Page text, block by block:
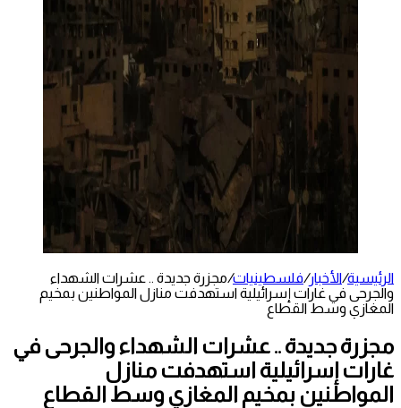
الرئيسية/الأخبار/فلسطينيات/مجزرة جديدة .. عشرات الشهداء
والجرحى في غارات إسرائيلية استهدفت منازل المواطنين بمخيم
المغازي وسط القطاع
مجزرة جديدة .. عشرات الشهداء والجرحى في
غارات إسرائيلية استهدفت منازل
المواطنين بمخيم المغازي وسط القطاع